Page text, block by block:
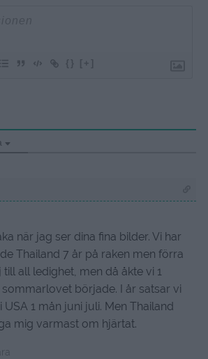
{} [+]
när jag ser dina fina bilder. Vi har
Thailand 7 år på raken men förra
all ledighet, men då åkte vi 1
började. I år satsar vi
1 mån juni juli. Men Thailand
mig varmast om hjärtat.